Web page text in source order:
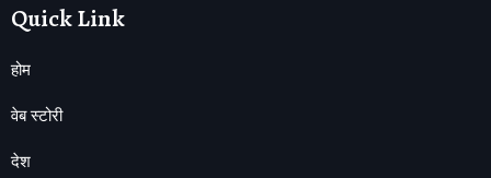
Quick Link
होम
वेब स्टोरी
देश